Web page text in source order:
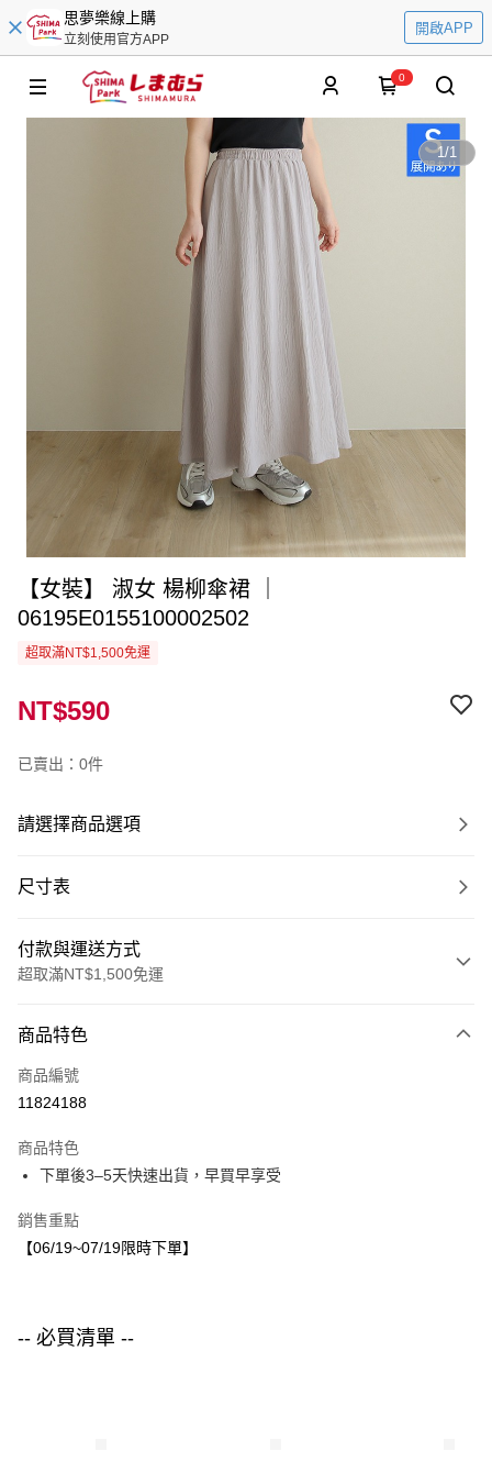
思夢樂線上購
立刻使用官方APP
開啟APP
0
1/1
【女裝】 淑女 楊柳傘裙 ｜
06195E0155100002502
超取滿NT$1,500免運
NT$590
已賣出：0件
請選擇商品選項
尺寸表
付款與運送方式
超取滿NT$1,500免運
信用卡一次付款
LINE Pay
街口支付
悠遊付
每筆NT$80，滿NT$1,500(含以上)免運費
商品特色
商品編號
11824188
商品特色
下單後3–5天快速出貨，早買早享受
銷售重點
【06/19~07/19限時下單】
-- 必買清單 --